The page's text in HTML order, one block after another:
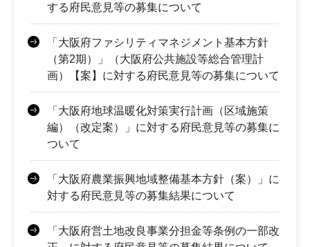
する府民意見等の募集について
「大阪府ファシリティマネジメント基本方針
（第2期）」（大阪府公共施設等総合管理計
画）【案】に対する府民意見等の募集について
「大阪府地球温暖化対策実行計画（区域施策
編）（改定案）」に対する府民意見等の募集に
ついて
「大阪府農業振興地域整備基本方針（案）」に
対する府民意見等の募集結果について
「大阪府営土地改良事業分担金等条例の一部改